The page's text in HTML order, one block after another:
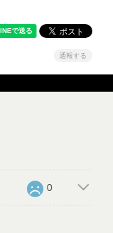
通報する
0